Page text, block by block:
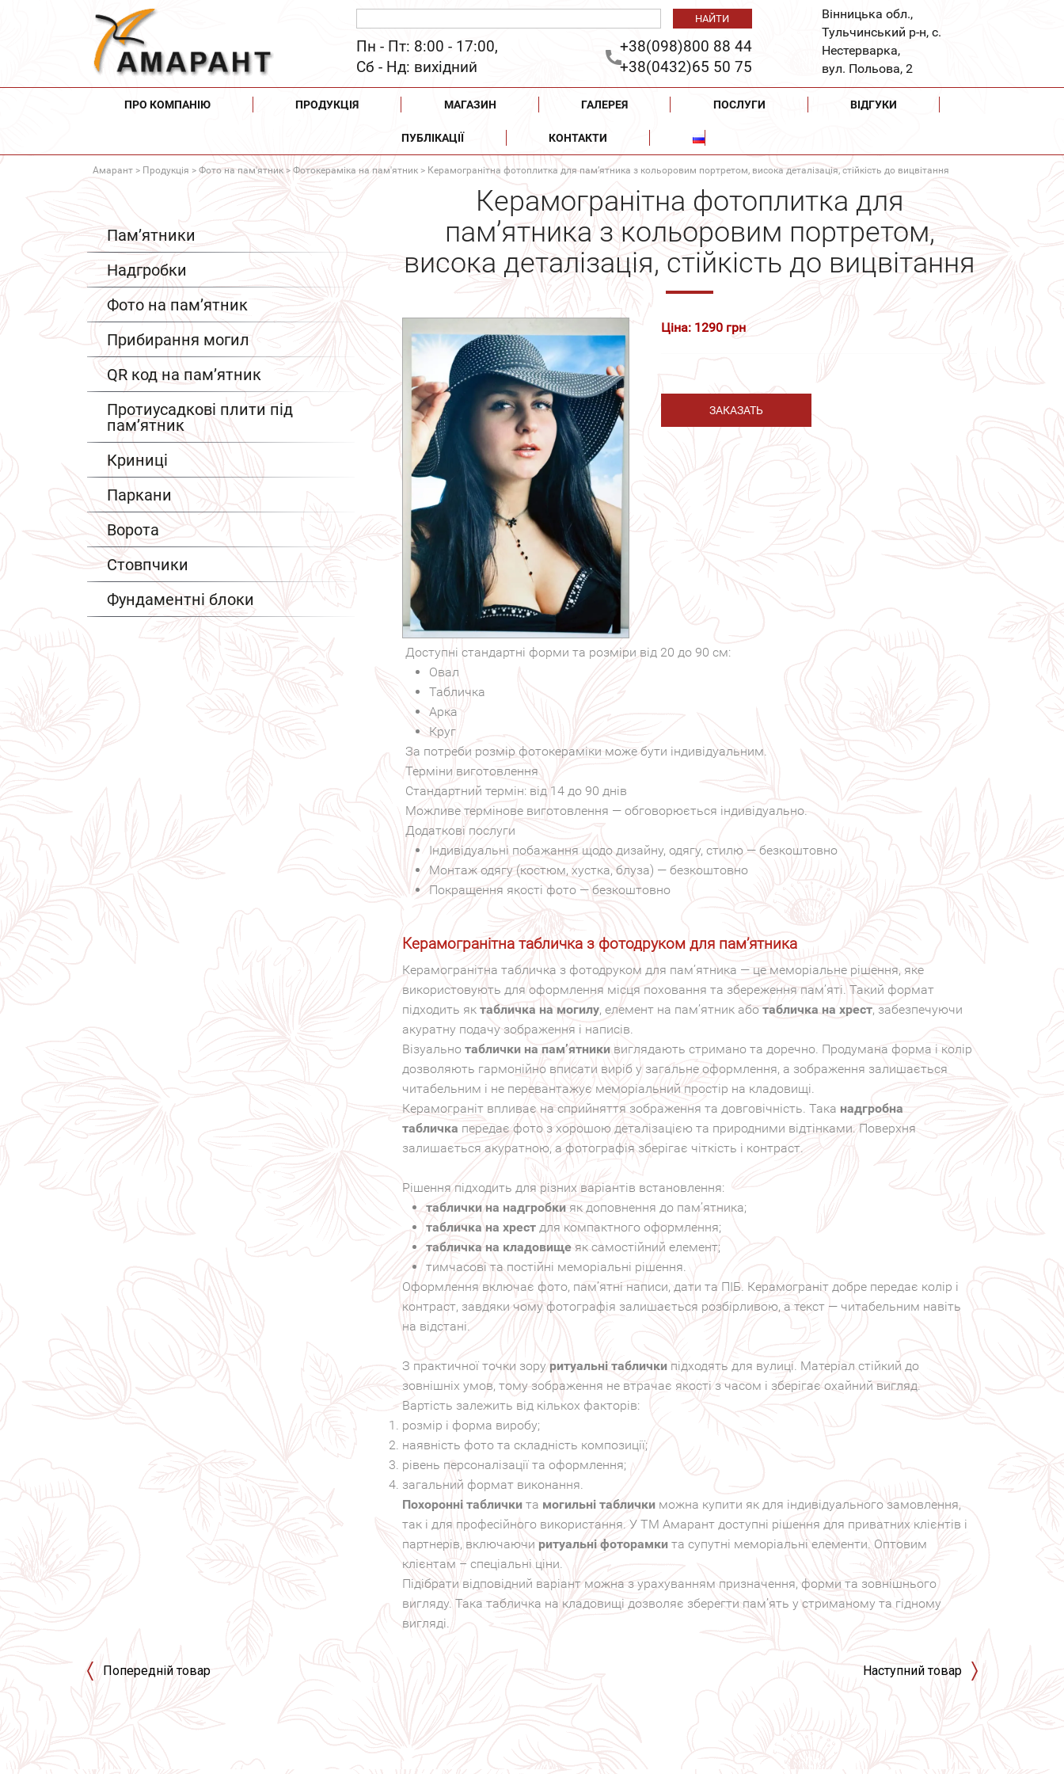
Пн - Пт: 8:00 - 17:00,
Сб - Нд: вихідний
+38(098)800 88 44
+38(0432)65 50 75
Вінницька обл.,
Тульчинський р-н, с.
Нестерварка,
вул. Польова, 2
ПРО КОМПАНІЮ ПРОДУКЦІЯ МАГАЗИН ГАЛЕРЕЯ ПОСЛУГИ ВІДГУКИ
ПУБЛІКАЦІЇ КОНТАКТИ
Амарант > Продукція > Фото на пам'ятник > Фотокераміка на пам'ятник > Керамогранітна фотоплитка для пам’ятника з кольоровим портретом, висока деталізація, стійкість до вицвітання
Пам’ятники
Надгробки
Фото на пам’ятник
Прибирання могил
QR код на пам’ятник
Протиусадкові плити під
пам’ятник
Криниці
Паркани
Ворота
Стовпчики
Фундаментні блоки
Керамогранітна фотоплитка для
пам’ятника з кольоровим портретом,
висока деталізація, стійкість до вицвітання
Ціна: 1290 грн
ЗАКАЗАТЬ
Доступні стандартні форми та розміри від 20 до 90 см:
Овал
Табличка
Арка
Круг
За потреби розмір фотокераміки може бути індивідуальним.
Терміни виготовлення
Стандартний термін: від 14 до 90 днів
Можливе термінове виготовлення — обговорюється індивідуально.
Додаткові послуги
Індивідуальні побажання щодо дизайну, одягу, стилю — безкоштовно
Монтаж одягу (костюм, хустка, блуза) — безкоштовно
Покращення якості фото — безкоштовно
Керамогранітна табличка з фотодруком для пам’ятника
Керамогранітна табличка з фотодруком для пам’ятника — це меморіальне рішення, яке
використовують для оформлення місця поховання та збереження пам’яті. Такий формат
підходить яктабличка на могилу, елемент на пам’ятник аботабличка на хрест, забезпечуючи
акуратну подачу зображення і написів.
Візуальнотаблички на пам’ятники виглядають стримано та доречно. Продумана форма і колір
дозволяють гармонійно вписати виріб у загальне оформлення, а зображення залишається
читабельним і не перевантажує меморіальний простір на кладовищі.
Керамограніт впливає на сприйняття зображення та довговічність. Така надгробна
табличка передає фото з хорошою деталізацією та природними відтінками. Поверхня
залишається акуратною, а фотографія зберігає чіткість і контраст.
Рішення підходить для різних варіантів встановлення:
таблички на надгробки як доповнення до пам’ятника;
табличка на хрест для компактного оформлення;
табличка на кладовище як самостійний елемент;
тимчасові та постійні меморіальні рішення.
Оформлення включає фото, пам’ятні написи, дати та ПІБ. Керамограніт добре передає колір і
контраст, завдяки чому фотографія залишається розбірливою, а текст — читабельним навіть
на відстані.
З практичної точки зору ритуальні таблички підходять для вулиці. Матеріал стійкий до
зовнішніх умов, тому зображення не втрачає якості з часом і зберігає охайний вигляд.
Вартість залежить від кількох факторів:
розмір і форма виробу;
наявність фото та складність композиції;
рівень персоналізації та оформлення;
загальний формат виконання.
Похоронні таблички та могильні таблички можна купити як для індивідуального замовлення,
так і для професійного використання. У ТМ Амарант доступні рішення для приватних клієнтів і
партнерів, включаючиритуальні фоторамки та супутні меморіальні елементи. Оптовим
клієнтам – спеціальні ціни.
Підібрати відповідний варіант можна з урахуванням призначення, форми та зовнішнього
вигляду. Така табличка на кладовищі дозволяє зберегти пам’ять у стриманому та гідному
вигляді.
Попередній товар Наступний товар